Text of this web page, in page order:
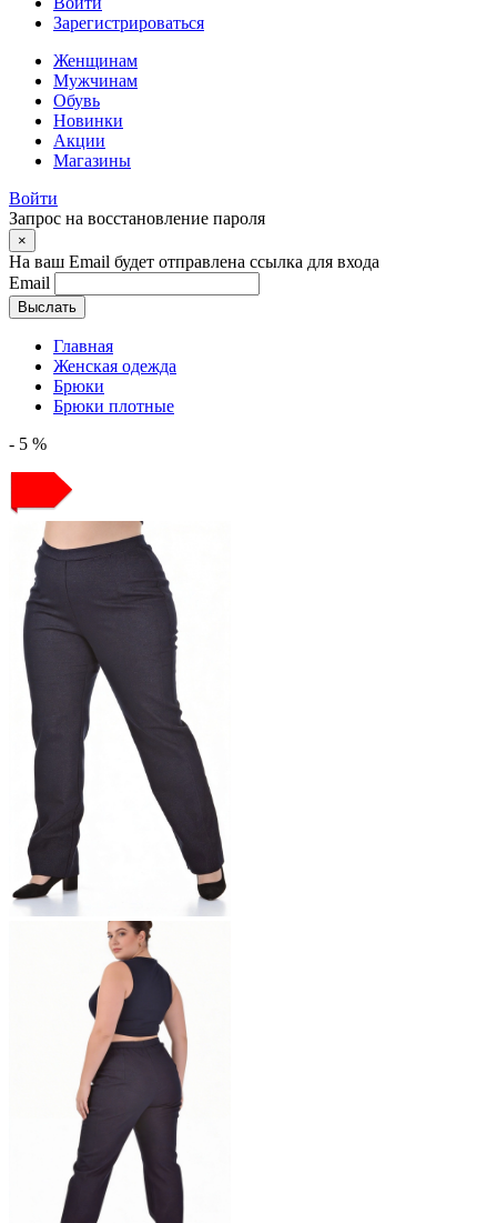
Зарегистрироваться
Женщинам
Мужчинам
Обувь
Новинки
Акции
Магазины
Войти
Запрос на восстановление пароля
×
На ваш Email будет отправлена ссылка для входа
Email
Выслать
Главная
Женская одежда
Брюки
Брюки плотные
- 5 %